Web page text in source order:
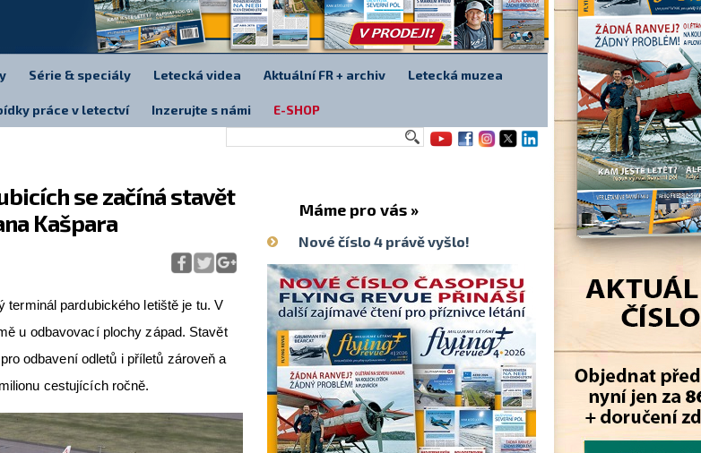
se začíná stavět
Kašpara
pardubického letiště je tu. V
u odbavovací plochy západ. Stavět
odbavení odletů i příletů zároveň a
cestujících ročně.
Máme pro vás »
Nové číslo 4 právě vyšlo!
Série & speciály Letecká videa Aktuální FR + archiv Letecká muzea
práce v letectví Inzerujte s námi E-SHOP